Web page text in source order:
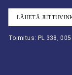
LÄHETÄ
Toimitus: PL 338,